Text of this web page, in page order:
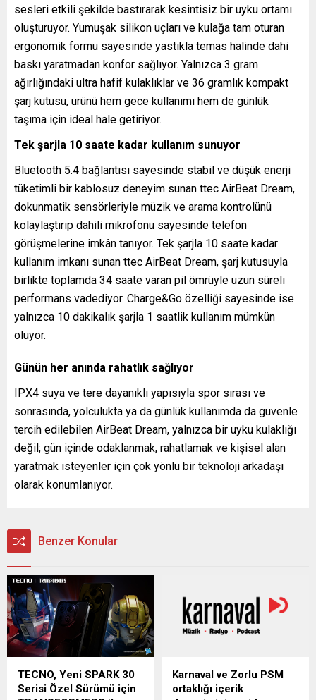
sesleri etkili şekilde bastırarak kesintisiz bir uyku ortamı
oluşturuyor. Yumuşak silikon uçları ve kulağa tam oturan
ergonomik formu sayesinde yastıkla temas halinde dahi
baskı yaratmadan konfor sağlıyor. Yalnızca 3 gram
ağırlığındaki ultra hafif kulaklıklar ve 36 gramlık kompakt
şarj kutusu, ürünü hem gece kullanımı hem de günlük
taşıma için ideal hale getiriyor.
Tek şarjla 10 saate kadar kullanım sunuyor
Bluetooth 5.4 bağlantısı sayesinde stabil ve düşük enerji
tüketimli bir kablosuz deneyim sunan ttec AirBeat Dream,
dokunmatik sensörleriyle müzik ve arama kontrolünü
kolaylaştırıp dahili mikrofonu sayesinde telefon
görüşmelerine imkân tanıyor. Tek şarjla 10 saate kadar
kullanım imkanı sunan ttec AirBeat Dream, şarj kutusuyla
birlikte toplamda 34 saate varan pil ömrüyle uzun süreli
performans vadediyor. Charge&Go özelliği sayesinde ise
yalnızca 10 dakikalık şarjla 1 saatlik kullanım mümkün
oluyor.
Günün her anında rahatlık sağlıyor
IPX4 suya ve tere dayanıklı yapısıyla spor sırası ve
sonrasında, yolculukta ya da günlük kullanımda da güvenle
tercih edilebilen AirBeat Dream, yalnızca bir uyku kulaklığı
değil; gün içinde odaklanmak, rahatlamak ve kişisel alan
yaratmak isteyenler için çok yönlü bir teknoloji arkadaşı
olarak konumlanıyor.
Benzer Konular
TECNO, Yeni SPARK 30
Serisi Özel Sürümü için
Karnaval ve Zorlu PSM
ortaklığı içerik